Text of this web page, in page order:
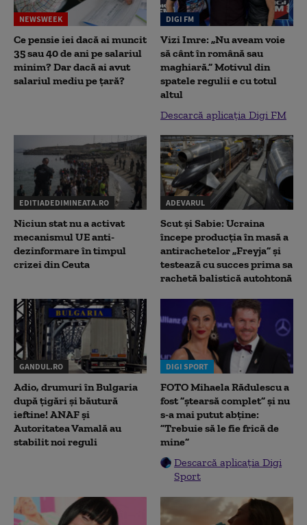
NEWSWEEK
Ce pensie iei dacă ai muncit
35 sau 40 de ani pe salariul
minim? Dar dacă ai avut
salariul mediu pe țară?
DIGI FM
Vizi Imre: „Nu aveam voie
să cânt în română sau
maghiară.” Motivul din
spatele regulii e cu totul
altul
Descarcă aplicația Digi FM
EDITIADEDIMINEATA.RO
Niciun stat nu a activat
mecanismul UE anti-
dezinformare în timpul
crizei din Ceuta
ADEVARUL
Scut și Sabie: Ucraina
începe producția în masă a
antirachetelor „Freyja” și
testează cu succes prima sa
rachetă balistică autohtonă
GANDUL.RO
Adio, drumuri în Bulgaria
după țigări și băutură
ieftine! ANAF și
Autoritatea Vamală au
stabilit noi reguli
DIGI SPORT
FOTO Mihaela Rădulescu a
fost ”ștearsă complet” și nu
s-a mai putut abține:
”Trebuie să le fie frică de
mine”
Descarcă aplicația Digi
Sport